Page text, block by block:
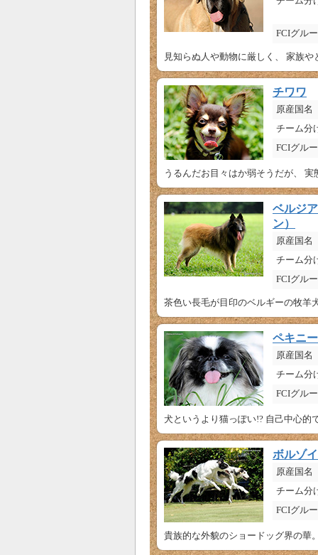
FCIグル
見知らぬ人や動物に厳しく、 家族
チワワ
原産国名
チーム分
FCIグル
うるんだお目々はか弱そうだが、
ベルジ
ン）
原産国名
チーム分
FCIグル
茶色い長毛が目印のベルギーの牧羊
ペキニ
原産国名
チーム分
FCIグル
犬というより猫っぽい!? 自己中心的
ボルゾイ
原産国名
チーム分
FCIグル
貴族的な外貌のショードッグ界の華